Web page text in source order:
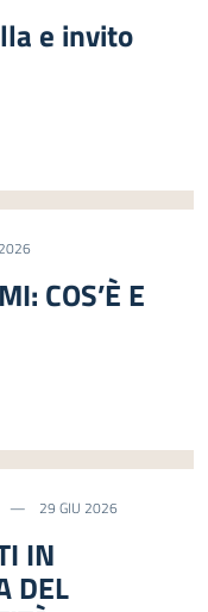
e invito
COS’È E
29 GIU 2026
IN
DEL